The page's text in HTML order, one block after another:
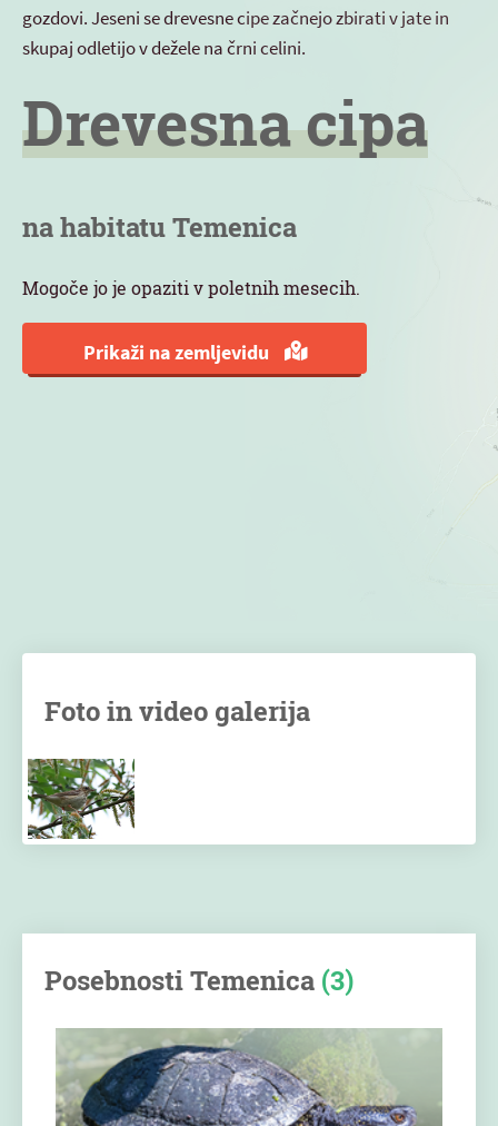
gozdovi. Jeseni se drevesne cipe začnejo zbirati v jate in
skupaj odletijo v dežele na črni celini.
Drevesna cipa
na habitatu Temenica
Mogoče jo je opaziti v poletnih mesecih.
Prikaži na zemljevidu
Foto in video galerija
Posebnosti Temenica (3)